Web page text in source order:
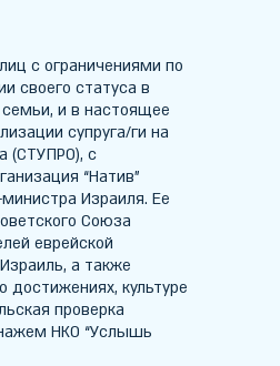
с ограничениями по
своего статуса в
и в настоящее
супруга/ги на
(СТУПРО), с
“Натив”
Израиля. Ее
Союза
еврейской
а также
культуре
проверка
НКО “Услышь